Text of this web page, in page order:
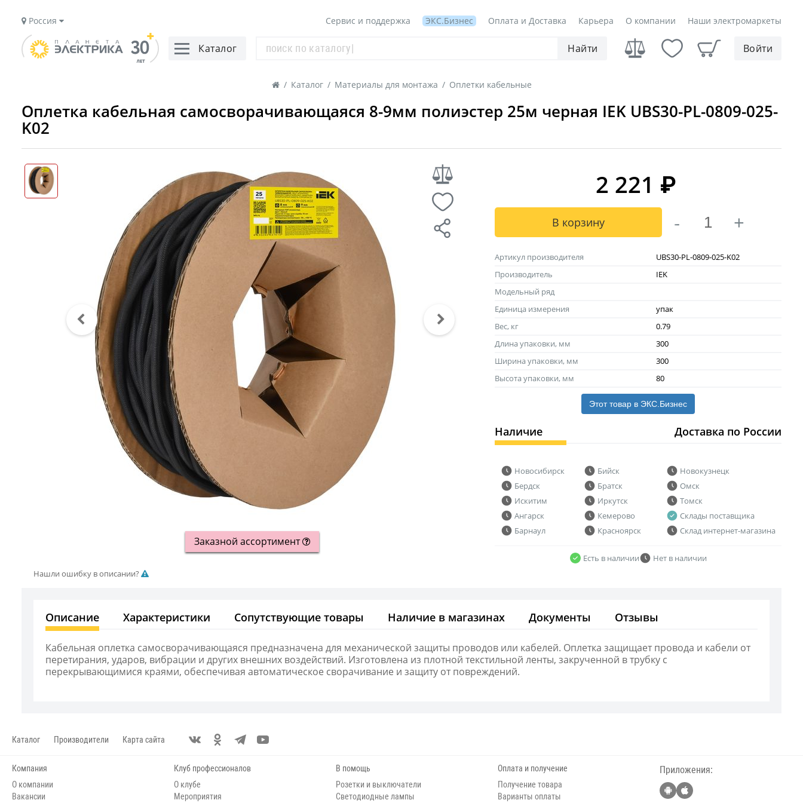
Россия Сервис и поддержка ЭКС.Бизнес Оплата и Доставка Карьера О компании Наши электромаркеты
Каталог Найти Войти
/ Каталог / Материалы для монтажа / Оплетки кабельные
Оплетка кабельная самосворачивающаяся 8-9мм полиэстер 25м черная IEK UBS30-PL-0809-025-
K02
Заказной ассортимент
2 221 ₽
В корзину - +
Артикул производителя
UBS30-PL-0809-025-K02
Производитель
IEK
Модельный ряд
Единица измерения
упак
Вес, кг
0.79
Длина упаковки, мм
300
Ширина упаковки, мм
300
Высота упаковки, мм
80
Этот товар в ЭКС.Бизнес
Наличие Доставка по России
Новосибирск
Бердск
Искитим
Ангарск
Барнаул
Бийск
Братск
Иркутск
Кемерово
Красноярск
Новокузнецк
Омск
Томск
Склады поставщика
Склад интернет-магазина
Есть в наличии
Нет в наличии
Нашли ошибку в описании?
Описание Характеристики Сопутствующие товары Наличие в магазинах Документы Отзывы
Кабельная оплетка самосворачивающаяся предназначена для механической защиты проводов или кабелей. Оплетка защищает провода и кабели от
перетирания, ударов, вибрации и других внешних воздействий. Изготовлена из плотной текстильной ленты, закрученной в трубку с
перекрывающимися краями, обеспечивая автоматическое сворачивание и защиту от повреждений.
Каталог Производители Карта сайта
Компания
О компании
Вакансии
Клуб профессионалов
О клубе
Мероприятия
В помощь
Розетки и выключатели
Светодиодные лампы
Оплата и получение
Получение товара
Варианты оплаты
Приложения: